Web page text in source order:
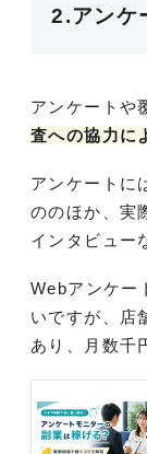
2.アンケ
アンケートや
査への協力に
アンケートに
ののほか、実
インタビュー
Webアンケー
いですが、店
あり、月数千